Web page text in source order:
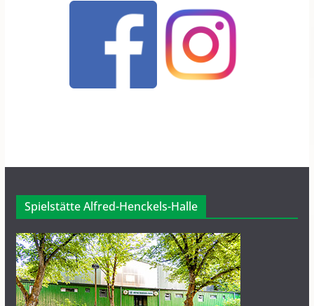
Spielstätte Alfred-Henckels-Halle